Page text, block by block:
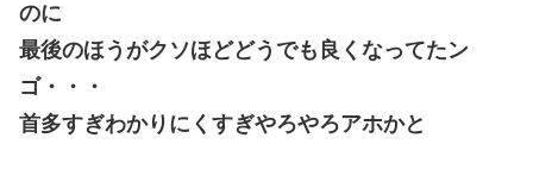
のに
最後のほうがクソほどどうでも良くなってたン
ゴ・・・
首多すぎわかりにくすぎやろやろアホかと